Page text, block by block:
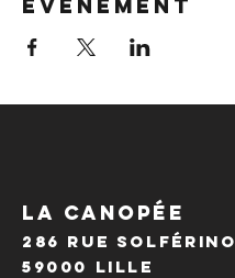
événement
LA CANOPÉE
286 Rue Solférino
59000 Lille